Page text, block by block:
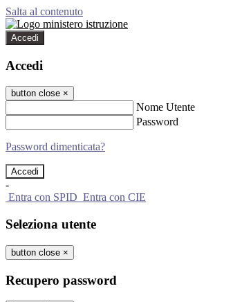
Salta al contenuto
Accedi
Accedi
button close ×
Nome Utente
Password
Password dimenticata?
-
Entra con SPID Entra con CIE
Seleziona utente
button close ×
Recupero password